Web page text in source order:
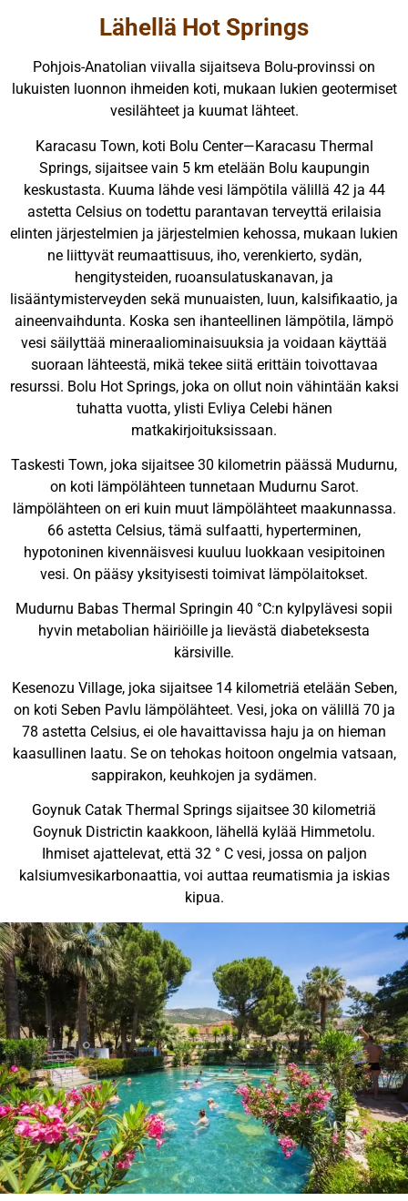
Lähellä Hot Springs
Pohjois-Anatolian viivalla sijaitseva Bolu-provinssi on
lukuisten luonnon ihmeiden koti, mukaan lukien geotermiset
vesilähteet ja kuumat lähteet.
Karacasu Town, koti Bolu Center—Karacasu Thermal
Springs, sijaitsee vain 5 km etelään Bolu kaupungin
keskustasta. Kuuma lähde vesi lämpötila välillä 42 ja 44
astetta Celsius on todettu parantavan terveyttä erilaisia
elinten järjestelmien ja järjestelmien kehossa, mukaan lukien
ne liittyvät reumaattisuus, iho, verenkierto, sydän,
hengitysteiden, ruoansulatuskanavan, ja
lisääntymisterveyden sekä munuaisten, luun, kalsifikaatio, ja
aineenvaihdunta. Koska sen ihanteellinen lämpötila, lämpö
vesi säilyttää mineraaliominaisuuksia ja voidaan käyttää
suoraan lähteestä, mikä tekee siitä erittäin toivottavaa
resurssi. Bolu Hot Springs, joka on ollut noin vähintään kaksi
tuhatta vuotta, ylisti Evliya Celebi hänen
matkakirjoituksissaan.
Taskesti Town, joka sijaitsee 30 kilometrin päässä Mudurnu,
on koti lämpölähteen tunnetaan Mudurnu Sarot.
lämpölähteen on eri kuin muut lämpölähteet maakunnassa.
66 astetta Celsius, tämä sulfaatti, hyperterminen,
hypotoninen kivennäisvesi kuuluu luokkaan vesipitoinen
vesi. On pääsy yksityisesti toimivat lämpölaitokset.
Mudurnu Babas Thermal Springin 40 °C:n kylpylävesi sopii
hyvin metabolian häiriöille ja lievästä diabeteksesta
kärsiville.
Kesenozu Village, joka sijaitsee 14 kilometriä etelään Seben,
on koti Seben Pavlu lämpölähteet. Vesi, joka on välillä 70 ja
78 astetta Celsius, ei ole havaittavissa haju ja on hieman
kaasullinen laatu. Se on tehokas hoitoon ongelmia vatsaan,
sappirakon, keuhkojen ja sydämen.
Goynuk Catak Thermal Springs sijaitsee 30 kilometriä
Goynuk Districtin kaakkoon, lähellä kylää Himmetolu.
Ihmiset ajattelevat, että 32 ° C vesi, jossa on paljon
kalsiumvesikarbonaattia, voi auttaa reumatismia ja iskias
kipua.